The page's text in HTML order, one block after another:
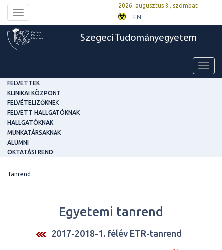
Toggle
navigation
2026. augusztus 8., szombat
EN
Szegedi Tudományegyetem
FELVETTEK
KLINIKAI KÖZPONT
FELVÉTELIZŐKNEK
FELVETT HALLGATÓKNAK
HALLGATÓKNAK
MUNKATÁRSAKNAK
ALUMNI
OKTATÁSI REND
Tanrend
Egyetemi tanrend
2017-2018-1. félév ETR-tanrend